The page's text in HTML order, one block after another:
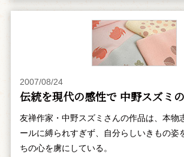
2007/08/24
伝統を現代の感性で 中野スズミ
友禅作家・中野スズミさんの作品は、本物
ールに縛られすぎず、自分らしいきもの姿
ちの心を虜にしている。